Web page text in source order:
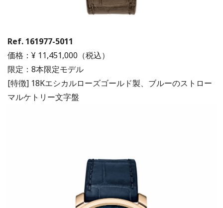
Ref. 161977-5011
価格：¥ 11,451,000（税込）
限定：8本限定モデル
[特徴] 18Kエシカルローズゴールド製、ブルーのストロー
マルケトリー文字盤